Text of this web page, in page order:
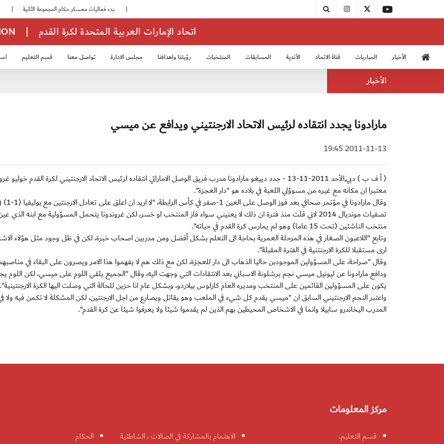
| اتحاد الإمارات العربية المتحدة لكرة القدم
الأخبار المباريات قناة الاتحاد الأندية المسابقات المنتخبات رؤيتنا واهدافنا مجلس الادارة تواصل معنا قسم التعليم
الأخبار
مارادونا يجدد انتقاده لرئيس الاتحاد الارجنتيني ويدافع عن ميسي
2011-11-13 19:45
( أ ف ب ) دبي,الأحد 2011-11-13 - جدد دييغو مارادونا مدرب فريق الوصل الاماراتي انتقاده لرئيس الاتحاد الارجنتيني لكرة القدم خوليو
معتبرا ان مكانه مع غيره من مسوؤلي اللعبة في بلاده هو "دار العجزة".
وقال مارادونا في مؤتمر صحافي بعد فوز الوصل على
تصفيات مونديال 2014 لاني قلت منذ فترة ان ذلك لا يعنيني سواء فاز المنتخب او خسر، لكن غروندونا يتحمل المسؤولية مع ابنه الذي
منتخب الناشئين (تحت 15 عاما) وهو لم يمارس كرة القدم في حياته".
وتابع "اللاعبون الصغار في هذه المرحلة العمرية بحاجة الى التعلم بشكل أفضل ومن مدربين اصحاب خبرة، لكن في ظل وجود مثل هؤلاء
ارى مستقبلا للكرة الارجنتنية في الفترة المقبلة".
وقال "صراحة، على المسؤولين الموجودبن حاليا الذهاب الى دار للعجزة، لكن مع ذلك هم لا يفهموا هذا الامر ويصرون على البقاء في
ودافع مارادونا عن ليونيل ميسي نجم برشلونة الاسباني بعد الانتقادات التي وجهت اليه، وقال "الجميع يلقي اللوم على ميسي، لكن اللوم
يكون على المسؤولين القائمين على المنتخب ومديره العام كارلوس بيلاردو، وبشكل عام انا حزين للحالة التي وصلت اليها الكرة الارجنتينية".
واعتبر النجم الارجنتيني السابق ان "ميسي يقدم كل شيء في الملعب وهو يقاتل ويصارع من اجل الارجنتين، لكن المشكلة لا تكمن فيه ولا
المدرب اليخاندرو سابيلا وانما في الاشخاص المحيطين بهم الذين لم يقدموا شيئا ولا يعرفوا شيئا عن كرة القدم".
مركز المعلومات
قسم التعليم.
الاهتمام بالمشاركة في الصالات ، الشاطئية
الحكام